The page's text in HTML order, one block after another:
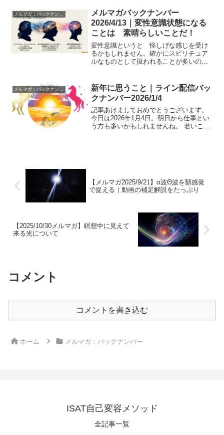
す。セッションでは、自律訓練法よりも
難しいと感じる方が多いこ...
メルマガ：バックナンバー
メルマガバックナンバー
2026/4/13｜変性意識状態になる
ことは 素晴らしいことだ！
変性意識というと 怪しげな感じを受け
るかもしれません。確かにスピリチュア
ルなものとして扱われることが多いので
に捉えています。１．立命館人間科学研
究 第５号 2003．3...
メルマガ：バックナンバー
新年に思うこと｜ライン配信バッ
クナンバー2026/1/4
記事あけましておめでとうございます。
今日は2026年1月4日。明日から仕事とい
う方も多いかもしれませんね。 若いころ
【メルマガ2025/9/21】α波Θ波を額感覚
で捉える｜動画の補足解説をたっぷり
【2025/10/30メルマガ】瞑想中に見えて
来る光について
コメント
コメントを書き込む
ホーム メルマガ：バックナンバー
ISAT自己変容メソッド
全記事一覧